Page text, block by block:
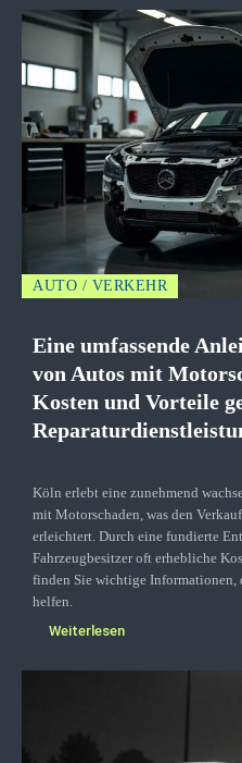
AUTO / VERKEHR
Eine umfassende
von Autos mit
Kosten und Vorteile
Köln erlebt eine zunehmend
mit Motorschaden, was den
erleichtert. Durch eine fundierte
Fahrzeugbesitzer oft erhebliche
finden Sie wichtige Informationen,
helfen.
Weiterlesen